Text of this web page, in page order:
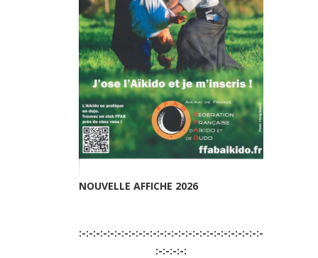
NOUVELLE AFFICHE 2026
:-:-:-:-:-:-:-:-:-:-:-:-:-:-:-:-:-:-:-:-:-:-:-:-:-:-
:-:-:-:-: